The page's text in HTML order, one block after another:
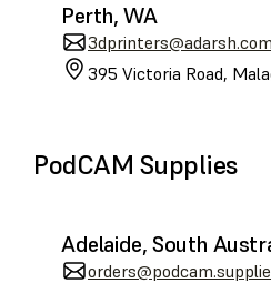
Perth, WA
395 Victoria Road,
PodCAM Supplies
Adelaide, South